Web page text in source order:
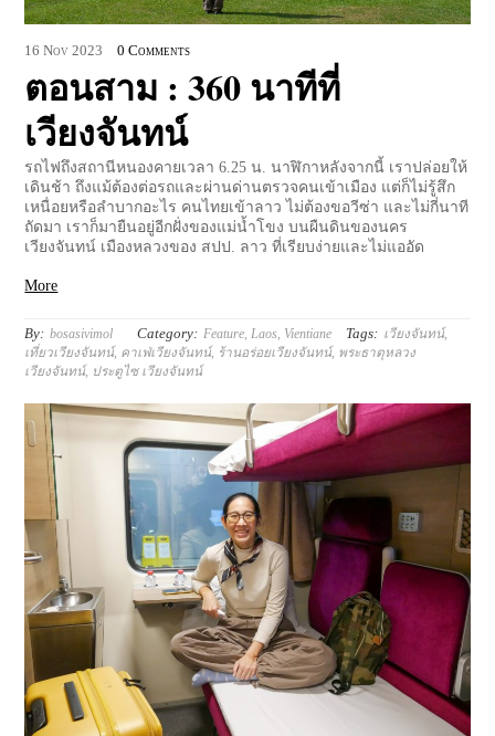
16 Nov 2023 0 Comments
ตอนสาม : 360 นาทีที่
เวียงจันทน์
รถไฟถึงสถานีหนองคายเวลา 6.25 น. นาฬิกาหลังจากนี้ เราปล่อยให้
เดินช้า ถึงแม้ต้องต่อรถและผ่านด่านตรวจคนเข้าเมือง แต่ก็ไม่รู้สึก
เหนื่อยหรือลำบากอะไร คนไทยเข้าลาว ไม่ต้องขอวีซ่า และไม่กี่นาที
ถัดมา เราก็มายืนอยู่อีกฝั่งของแม่น้ำโขง บนผืนดินของนคร
เวียงจันทน์ เมืองหลวงของ สปป. ลาว ที่เรียบง่ายและไม่แออัด
More
By: bosasivimol Category: Feature,Laos, Vientiane Tags: เวียงจันทน์,
เที่ยวเวียงจันทน์, คาเฟ่เวียงจันทน์, ร้านอร่อยเวียงจันทน์, พระธาตุหลวง
เวียงจันทน์, ประตูไซ เวียงจันทน์